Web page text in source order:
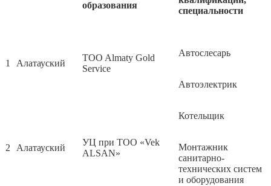
образования
специальности
1 Алатауский
TOO Almaty Gold
Service
Автослесарь
Автоэлектрик
2 Алатауский
УЦ при ТОО «Vek
ALSAN»
Котельщик
Монтажник
санитарно-
технических систем
и оборудования